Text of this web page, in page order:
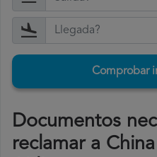
Comprobar
Documentos
reclamar a